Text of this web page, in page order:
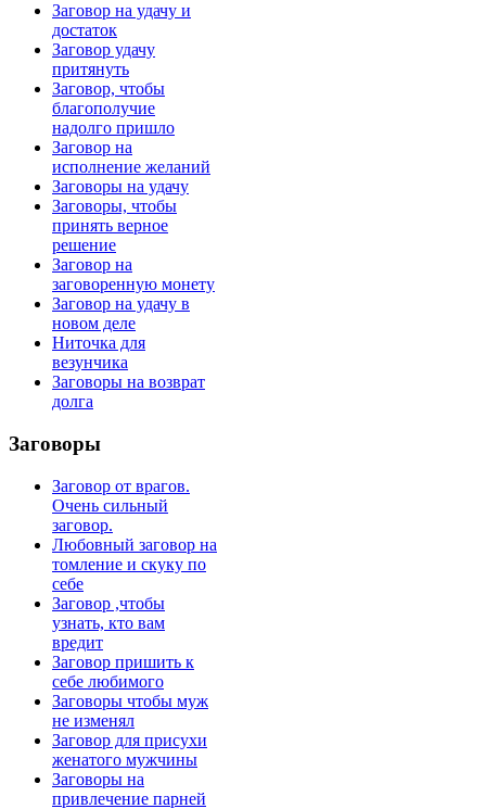
Заговор на удачу и
достаток
Заговор удачу
притянуть
Заговор, чтобы
благополучие
надолго пришло
Заговор на
исполнение желаний
Заговоры на удачу
Заговоры, чтобы
принять верное
решение
Заговор на
заговоренную монету
Заговор на удачу в
новом деле
Ниточка для
везунчика
Заговоры на возврат
долга
Заговоры
Заговор от врагов.
Очень сильный
заговор.
Любовный заговор на
томление и скуку по
себе
Заговор ,чтобы
узнать, кто вам
вредит
Заговор пришить к
себе любимого
Заговоры чтобы муж
не изменял
Заговор для присухи
женатого мужчины
Заговоры на
привлечение парней